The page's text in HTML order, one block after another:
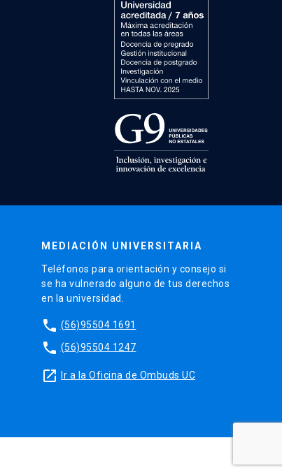
MEDIACIÓN UNIVERSITARIA
Teléfonos para orientación y consejo si
se ha vulnerado alguno de tus derechos
en la universidad.
phone (56)95504 1691
phone (56)95504 1247
launch Ir a la Oficina de Ombuds UC